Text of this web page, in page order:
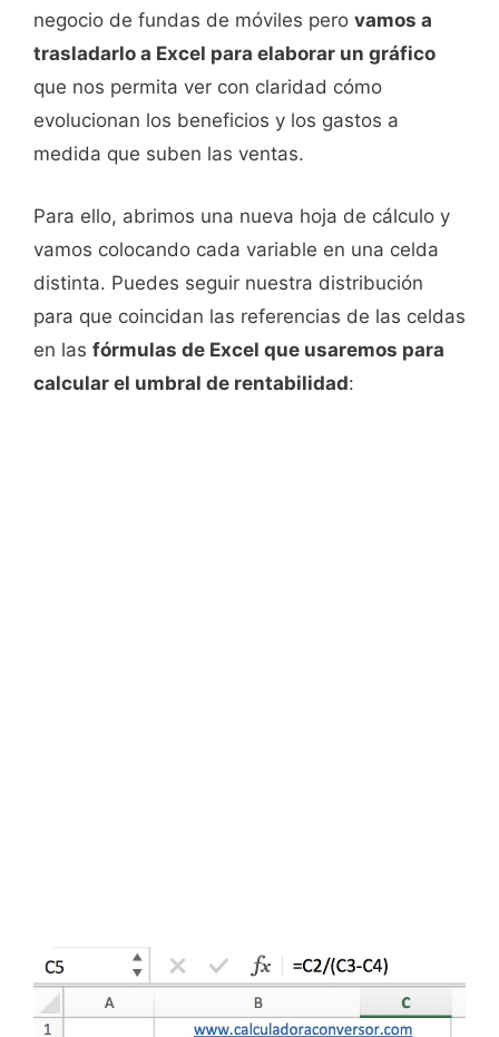
negocio de fundas de móviles pero vamos a
trasladarlo a Excel para elaborar un gráfico
que nos permita ver con claridad cómo
evolucionan los beneficios y los gastos a
medida que suben las ventas.
Para ello, abrimos una nueva hoja de cálculo y
vamos colocando cada variable en una celda
distinta. Puedes seguir nuestra distribución
para que coincidan las referencias de las celdas
en las fórmulas de Excel que usaremos para
calcular el umbral de rentabilidad: